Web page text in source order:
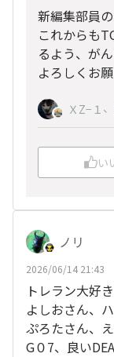
新編集部員の
これからも
るよう、がん
よろしくお
ＸZ−１ 、
い
ノリ
2026/06/14 21:43
トレラン大好
よしおさん、
ぷろたさん、
G０7、良い